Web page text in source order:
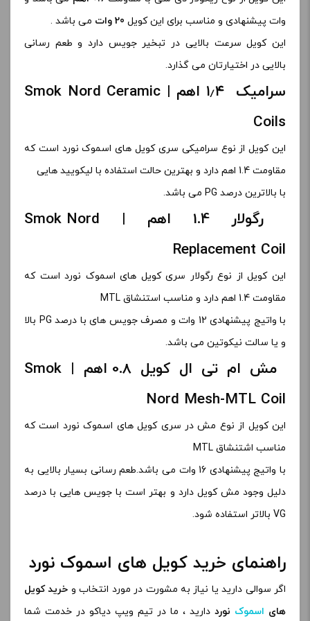
وات پیشنهادی و مناسب برای این کویل
می باشد .
این کویل سرعت بالایی در تبخیر جویس دارد و طعم رسانی
بالایی در اختیارتان می گذارد.
سرامیک ۱٫۴ اهم | Smok Nord Ceramic
Coils
این کویل از نوع سرامیکی سری کویل های اسموک نورد است که
مقاومت 1.4 اهم دارد و بهترین حالت استفاده با لیکویید هایی
با بالاترین درصد PG می باشد.
رگولار 1.4 اهم | Smok Nord
Replacement Coil
این کویل از نوع رگولار سری کویل های اسموک نورد است که
مقاومت 1.4 اهم دارد و مناسب استنشاق MTL
با واتیج پیشنهادی 12 وات و مصرف جویس های با درصد PG بالا
و یا سالت نیکوتین می باشد.
مش ام تی ال کویل 0.8 اهم | Smok
Nord Mesh-MTL Coil
این کویل از نوع مش در سری کویل های اسموک نورد است که
مناسب اشتنشاق MTL
با واتیج پیشنهادی 16 وات می باشد.طعم رسانی بسیار بالایی به
دلیل وجود مش کویل دارد و بهتر است با جویس هایی با درصد
VG بالاتر استفاده شود.
راهنمای خرید کویل های اسموک نورد
اگر سوالی دارید یا نیاز به مشورت در مورد انتخاب و خرید کویل
های اسموک نورد دارید ، ما در تیم ویپ دیاکو در خدمت شما